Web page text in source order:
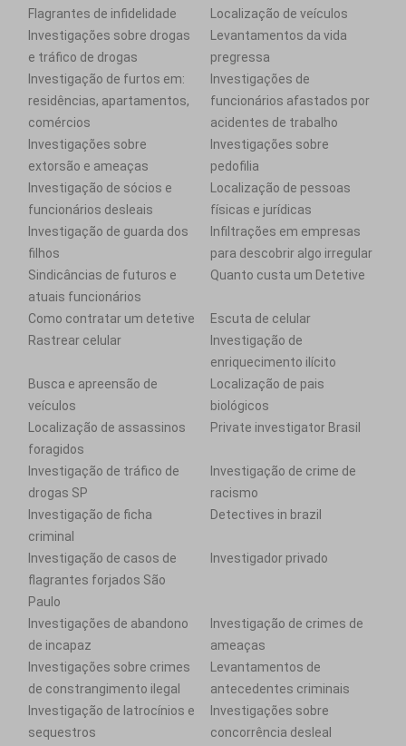
Flagrantes de infidelidade
Localização de veículos
Investigações sobre drogas
e tráfico de drogas
Levantamentos da vida
pregressa
Investigação de furtos em:
residências, apartamentos,
comércios
Investigações de
funcionários afastados por
acidentes de trabalho
Investigações sobre
extorsão e ameaças
Investigações sobre
pedofilia
Investigação de sócios e
funcionários desleais
Localização de pessoas
físicas e jurídicas
Investigação de guarda dos
filhos
Infiltrações em empresas
para descobrir algo irregular
Sindicâncias de futuros e
atuais funcionários
Quanto custa um Detetive
Como contratar um detetive
Escuta de celular
Rastrear celular
Investigação de
enriquecimento ilícito
Busca e apreensão de
veículos
Localização de pais
biológicos
Localização de assassinos
foragidos
Private investigator Brasil
Investigação de tráfico de
drogas SP
Investigação de crime de
racismo
Investigação de ficha
criminal
Detectives in brazil
Investigação de casos de
flagrantes forjados São
Paulo
Investigador privado
Investigações de abandono
de incapaz
Investigação de crimes de
ameaças
Investigações sobre crimes
de constrangimento ilegal
Levantamentos de
antecedentes criminais
Investigação de latrocínios e
sequestros
Investigações sobre
concorrência desleal